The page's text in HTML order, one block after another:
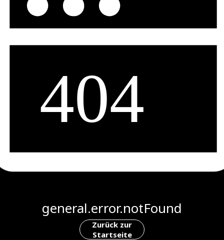
general.error.notFound
Zurück zur
Startseite